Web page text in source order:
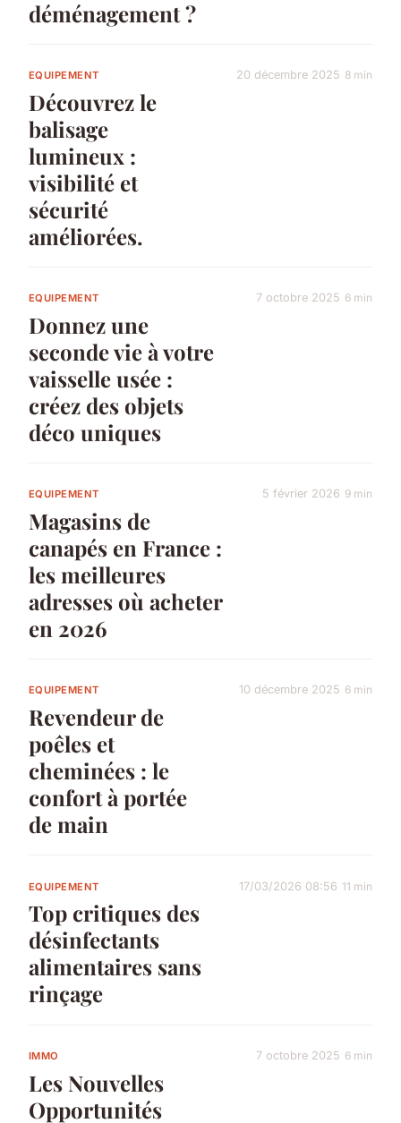
déménagement ?
EQUIPEMENT
Découvrez le
balisage
lumineux :
visibilité et
sécurité
améliorées.
20 décembre 2025 8 min
EQUIPEMENT
Donnez une
seconde vie à votre
vaisselle usée :
créez des objets
déco uniques
7 octobre 2025 6 min
EQUIPEMENT
Magasins de
canapés en France :
les meilleures
adresses où acheter
en 2026
5 février 2026 9 min
EQUIPEMENT
Revendeur de
poêles et
cheminées : le
confort à portée
de main
10 décembre 2025 6 min
EQUIPEMENT
Top critiques des
désinfectants
alimentaires sans
rinçage
17/03/2026 08:56 11 min
IMMO
Les Nouvelles
Opportunités
7 octobre 2025 6 min